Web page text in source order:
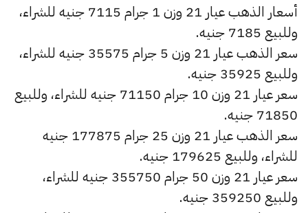
أسعار الذهب عيار 21 وزن 1 جرام 7115 جنيه للشراء،
وللبيع 7185 جنيه.
سعر الذهب عيار 21 وزن 5 جرام 35575 جنيه للشراء،
وللبيع 35925 جنيه.
سعر عيار 21 وزن 10 جرام 71150 جنيه للشراء، وللبيع
71850 جنيه.
سعر الذهب عيار 21 وزن 25 جرام 177875 جنيه
للشراء، وللبيع 179625 جنيه.
سعر عيار 21 وزن 50 جرام 355750 جنيه للشراء،
وللبيع 359250 جنيه.